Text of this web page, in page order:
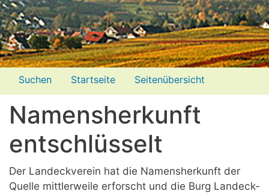
Menü2
Suchen Startseite
Seitenübersicht
Impressum
Datenschutzerklärung
Namensherkunft
entschlüsselt
Der Landeckverein hat die Namensherkunft der
Quelle mittlerweile erforscht und die Burg Landeck-